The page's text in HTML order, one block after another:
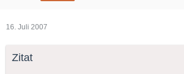
16. Juli 2007
Zitat